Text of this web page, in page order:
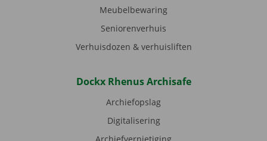
Meubelbewaring
Seniorenverhuis
Verhuisdozen & verhuisliften
Dockx Rhenus Archisafe
Archiefopslag
Digitalisering